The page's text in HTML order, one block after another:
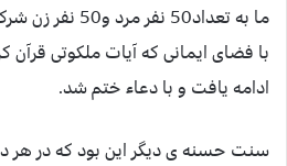
ما به تعداد50
با فضای ایمانی که آیات ملکوتی قرآن
ادامه یافت و با دعاء ختم شد.
سنت حسنه ی دیگر این بود که در هر